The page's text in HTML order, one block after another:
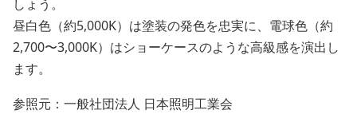
しょう。
昼白色（約5,000K）は塗装の発色を忠実に、電球色（約
2,700〜3,000K）はショーケースのような高級感を演出し
ます。
参照元：一般社団法人 日本照明工業会